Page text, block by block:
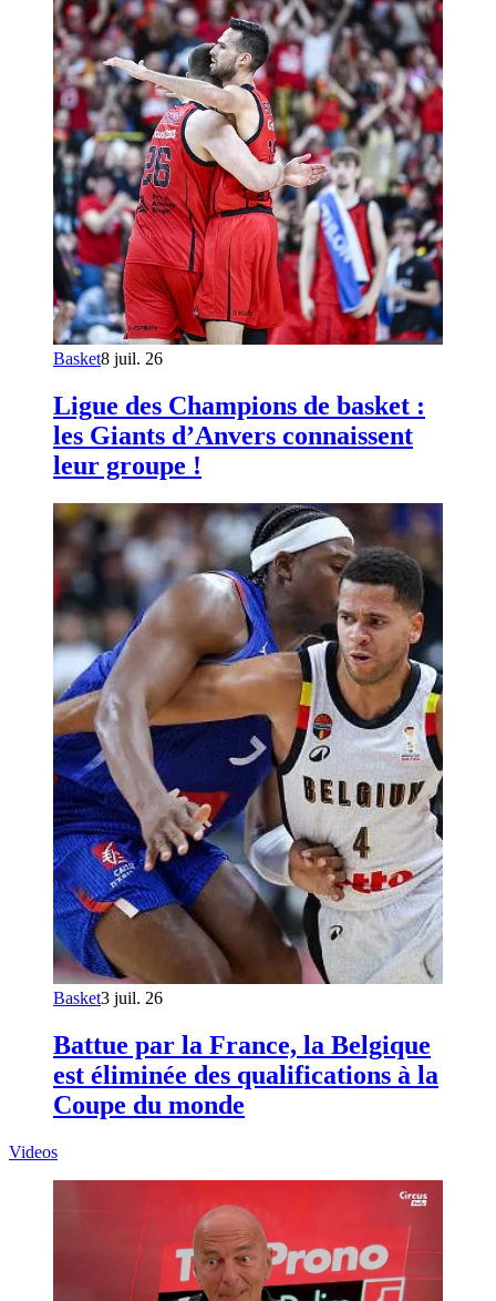
Basket8 juil. 26
Ligue des Champions de basket :
les Giants d’Anvers connaissent
leur groupe !
Basket3 juil. 26
Battue par la France, la Belgique
est éliminée des qualifications à la
Coupe du monde
Videos